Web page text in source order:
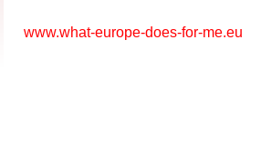
www.what-europe-does-for-me.eu